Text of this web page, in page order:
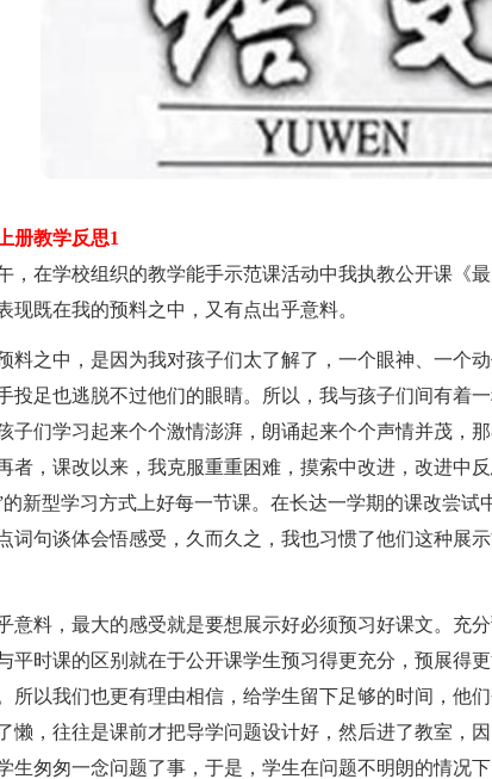
册教学反思1
在学校组织的教学能手示范课活动中我执教公开课《最
现既在我的预料之中，又有点出乎意料。
之中，是因为我对孩子们太了解了，一个眼神、一个动
投足也逃脱不过他们的眼睛。所以，我与孩子们间有着
子们学习起来个个激情澎湃，朗诵起来个个声情并茂，
者，课改以来，我克服重重困难，摸索中改进，改进中
的新型学习方式上好每一节课。在长达一学期的课改尝试
词句谈体会悟感受，久而久之，我也习惯了他们这种展
料，最大的感受就是要想展示好必须预习好课文。充分
平时课的区别就在于公开课学生预习得更充分，预展得
所以我们也更有理由相信，给学生留下足够的时间，他
懒，往往是课前才把导学问题设计好，然后进了教室，
生匆匆一念问题了事，于是，学生在问题不明朗的情况